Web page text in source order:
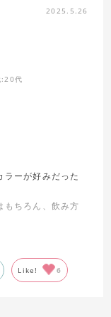
2025.5.26
:20代
ーが好みだった
もちろん、飲み方
つ購入しまし
あげるとすれば
て利用したい場
Like! 6